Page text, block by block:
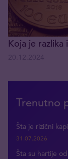
Koja je
Trenutno
Šta je rizični
31.07.2026
Šta su hartije